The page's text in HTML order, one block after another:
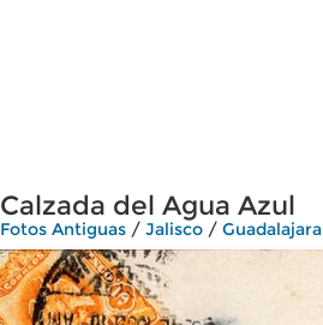
Calzada del Agua Azul
Fotos Antiguas / Jalisco / Guadalajara